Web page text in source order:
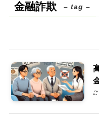
金融詐欺 – tag –